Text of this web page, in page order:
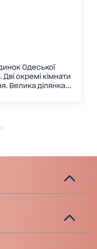
Одеської
окремі кімнати
Велика ділянка...